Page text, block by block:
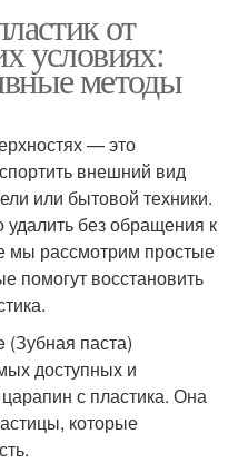
от
условиях:
методы
— это
внешний вид
или бытовой техники.
без обращения к
мы рассмотрим простые
помогут восстановить
паста)
доступных и
с пластика. Она
которые